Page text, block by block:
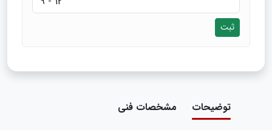
ثبت
توضیحات مشخصات فنی